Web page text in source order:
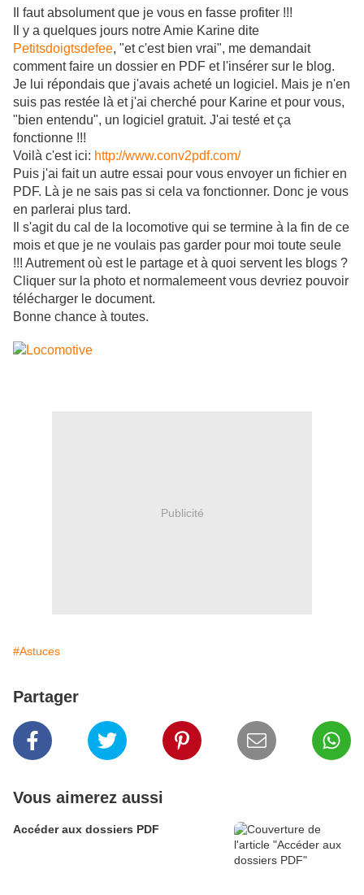
Il faut absolument que je vous en fasse profiter !!!
Il y a quelques jours notre Amie Karine dite
Petitsdoigtsdefee, "et c'est bien vrai", me demandait
comment faire un dossier en PDF et l'insérer sur le blog.
Je lui répondais que j'avais acheté un logiciel. Mais je n'en
suis pas restée là et j'ai cherché pour Karine et pour vous,
"bien entendu", un logiciel gratuit. J'ai testé et ça
fonctionne !!!
Voilà c'est ici: http://www.conv2pdf.com/
Puis j'ai fait un autre essai pour vous envoyer un fichier en
PDF. Là je ne sais pas si cela va fonctionner. Donc je vous
en parlerai plus tard.
Il s'agit du cal de la locomotive qui se termine à la fin de ce
mois et que je ne voulais pas garder pour moi toute seule
!!! Autrement où est le partage et à quoi servent les blogs ?
Cliquer sur la photo et normalemeent vous devriez pouvoir
télécharger le document.
Bonne chance à toutes.
Publicité
#Astuces
Partager
Vous aimerez aussi
Accéder aux dossiers PDF